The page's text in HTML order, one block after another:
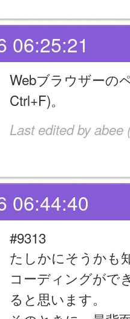
06:25:21
Webブラウザーの
Ctrl+F)。
Last edited by abee
06:44:40
#9313
たしかにそうかも
コーディングがで
ると思います。